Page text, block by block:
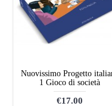
Nuovissimo Progetto
1 Gioco di società
€17.00